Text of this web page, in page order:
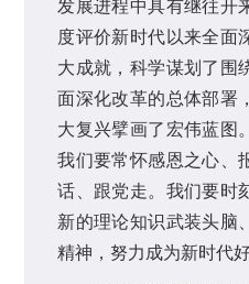
发展进程中具有继往开
度评价新时代以来全面
大成就，科学谋划了围
面深化改革的总体部署
大复兴擘画了宏伟蓝图
我们要常怀感恩之心、
话、跟党走。我们要时
新的理论知识武装头脑
精神，努力成为新时代好